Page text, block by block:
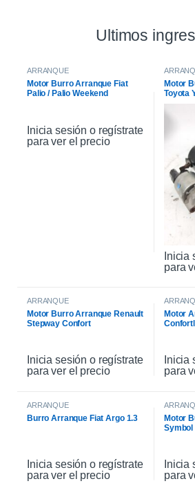
Ultimos
ARRANQUE
Motor Burro Arranque Fiat
Palio / Palio Weekend
Inicia sesión o regístrate
para ver el precio
Motor
Toyota
Inicia
para
ARRANQUE
Motor Burro Arranque Renault
Stepway Confort
Inicia sesión o regístrate
para ver el precio
Motor
Inicia
para
ARRANQUE
Burro Arranque Fiat Argo 1.3
Inicia sesión o regístrate
para ver el precio
Motor
Symbol
Inicia
para